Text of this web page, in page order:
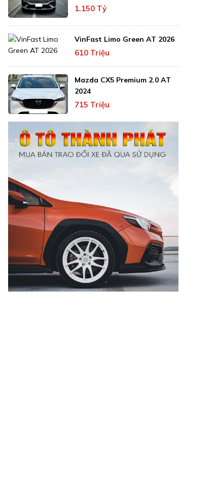
1.150 Tỷ
VinFast Limo Green AT 2026
610 Triệu
Mazda CX5 Premium 2.0 AT
2024
715 Triệu